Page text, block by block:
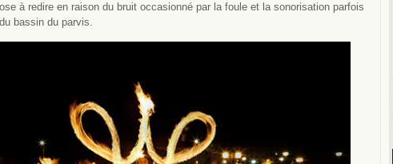
à redire en raison du bruit occasionné par la foule et la sonorisation parfois
bassin du parvis.